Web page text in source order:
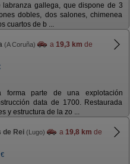
labranza gallega, que dispone de 3
dobles, dos salones, chimenea
cuartos de b ...
(A Coruña) a 19,3 km de
forma parte de una explotación
data de 1700. Restaurada
y estructura de la zo ...
de Rei (Lugo) a 19,8 km de